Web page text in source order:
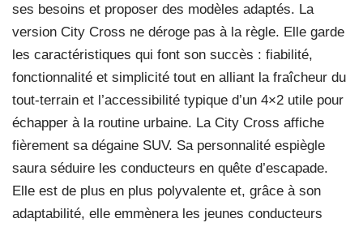
ses besoins et proposer des modèles adaptés. La
version City Cross ne déroge pas à la règle. Elle garde
les caractéristiques qui font son succès : fiabilité,
fonctionnalité et simplicité tout en alliant la fraîcheur du
tout-terrain et l’accessibilité typique d’un 4×2 utile pour
échapper à la routine urbaine. La City Cross affiche
fièrement sa dégaine SUV. Sa personnalité espiègle
saura séduire les conducteurs en quête d’escapade.
Elle est de plus en plus polyvalente et, grâce à son
adaptabilité, elle emmènera les jeunes conducteurs